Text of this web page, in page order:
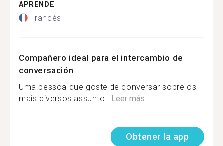
APRENDE
Francés
Compañero ideal para el intercambio de
conversación
Uma pessoa que goste de conversar sobre os
mais diversos assunto... Leer más
Obtener la app